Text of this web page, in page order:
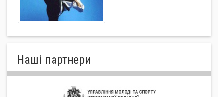
Нашi партнери